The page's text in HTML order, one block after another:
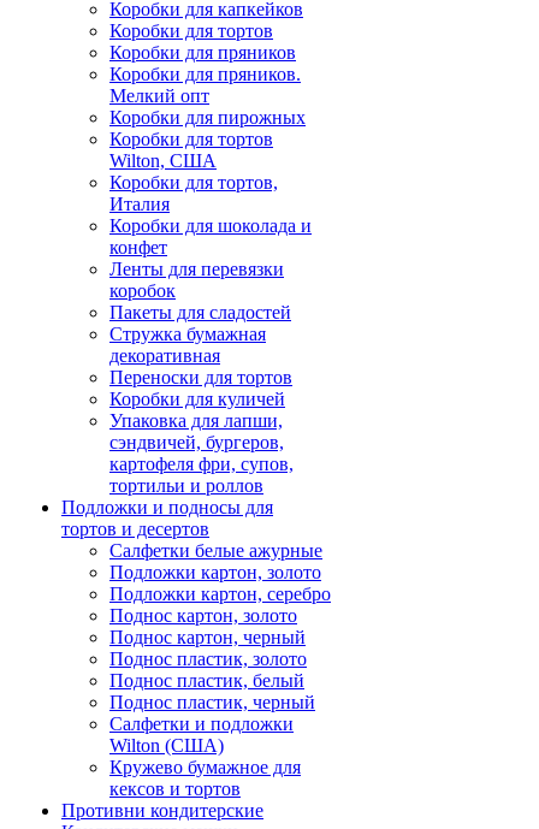
Коробки для капкейков
Коробки для тортов
Коробки для пряников
Коробки для пряников.
Мелкий опт
Коробки для пирожных
Коробки для тортов
Wilton, США
Коробки для тортов,
Италия
Коробки для шоколада и
конфет
Ленты для перевязки
коробок
Пакеты для сладостей
Стружка бумажная
декоративная
Переноски для тортов
Коробки для куличей
Упаковка для лапши,
сэндвичей, бургеров,
картофеля фри, супов,
тортильи и роллов
Подложки и подносы для
тортов и десертов
Салфетки белые ажурные
Подложки картон, золото
Подложки картон, серебро
Поднос картон, золото
Поднос картон, черный
Поднос пластик, золото
Поднос пластик, белый
Поднос пластик, черный
Салфетки и подложки
Wilton (США)
Кружево бумажное для
кексов и тортов
Противни кондитерские